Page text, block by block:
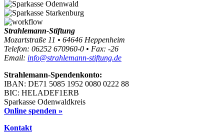
Strahlemann-Stiftung
Mozartstraße 11 • 64646 Heppenheim
Telefon: 06252 670960-0 • Fax: -26
Email: info@strahlemann-stiftung.de
Strahlemann-Spendenkonto:
IBAN: DE71 5085 1952 0080 0222 88
BIC: HELADEF1ERB
Sparkasse Odenwaldkreis
Online spenden »
Kontakt